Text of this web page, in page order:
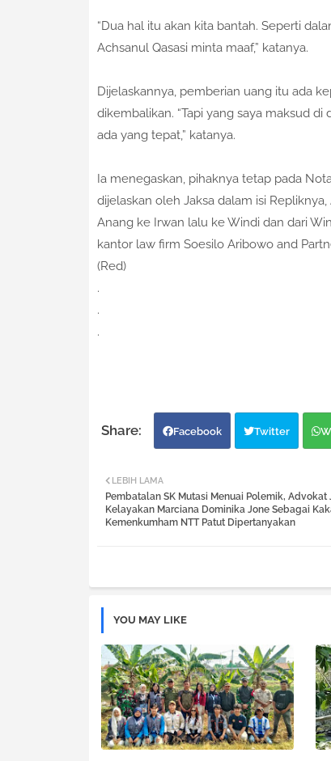
“Dua hal itu akan kita bantah. Seperti
Achsanul Qasasi minta maaf,” katanya.
Dijelaskannya, pemberian uang itu ada
dikembalikan. “Tapi yang saya maksud
ada yang tepat,” katanya.
Ia menegaskan, pihaknya tetap pada
dijelaskan oleh Jaksa dalam isi
Anang ke Irwan lalu ke Windi dan dari
kantor law firm Soesilo Aribowo and
(Red)
.
.
.
Facebook Twitter
LEBIH LAMA
Pembatalan SK Mutasi Menuai Polemik, Advokat
Kelayakan Marciana Dominika Jone Sebagai
Kemenkumham NTT Patut Dipertanyakan
YOU MAY LIKE